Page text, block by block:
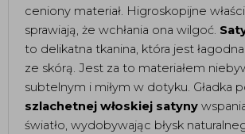
ceniony materiał. Higroskopijne
sprawiają, że wchłania ona wilgoć.
to delikatna tkanina, która jest
ze skórą. Jest za to materiałem
subtelnym i miłym w dotyku. Gładka
szlachetnej włoskiej satyny
światło, wydobywając błysk